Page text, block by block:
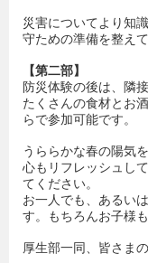
災害についてより知
守ための準備を整え
【第二部】
防災体験の後は、隣
たくさんの食材とお
らで参加可能です。
うららかな春の陽気
心もリフレッシュし
てください。
お一人でも、あるい
す。もちろんお子様
厚生部一同、皆さま